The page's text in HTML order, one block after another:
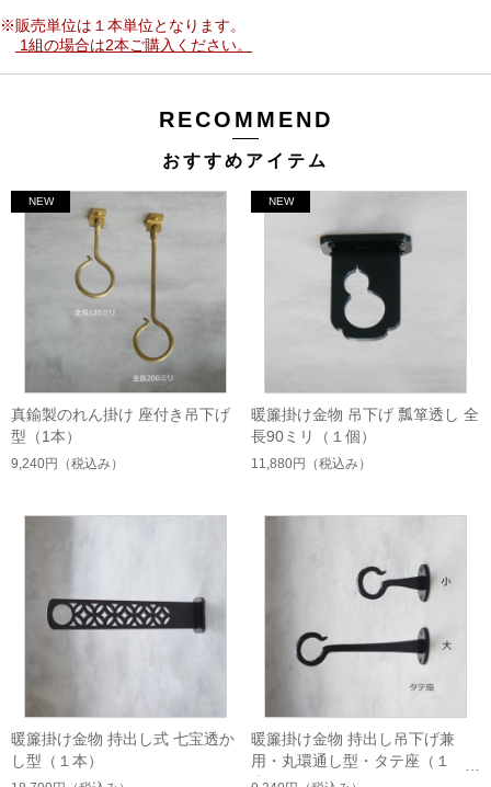
※販売単位は１本単位となります。
1組の場合は2本ご購入ください。
RECOMMEND
おすすめアイテム
真鍮製のれん掛け 座付き吊下げ
型（1本）
9,240円 （税込み）
暖簾掛け金物 吊下げ 瓢箪透し 全
長90ミリ（１個）
11,880円 （税込み）
暖簾掛け金物 持出し式 七宝透か
し型（１本）
暖簾掛け金物 持出し吊下げ兼
用・丸環通し型・タテ座（１
本）